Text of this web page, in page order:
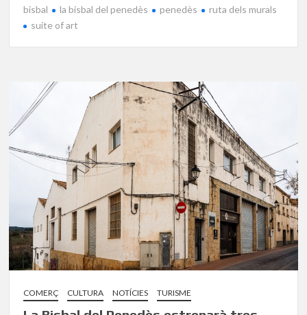
bisbal
la bisbal del penedès penedès
ruta dels murals
suite of art
COMERÇ CULTURA NOTÍCIES TURISME